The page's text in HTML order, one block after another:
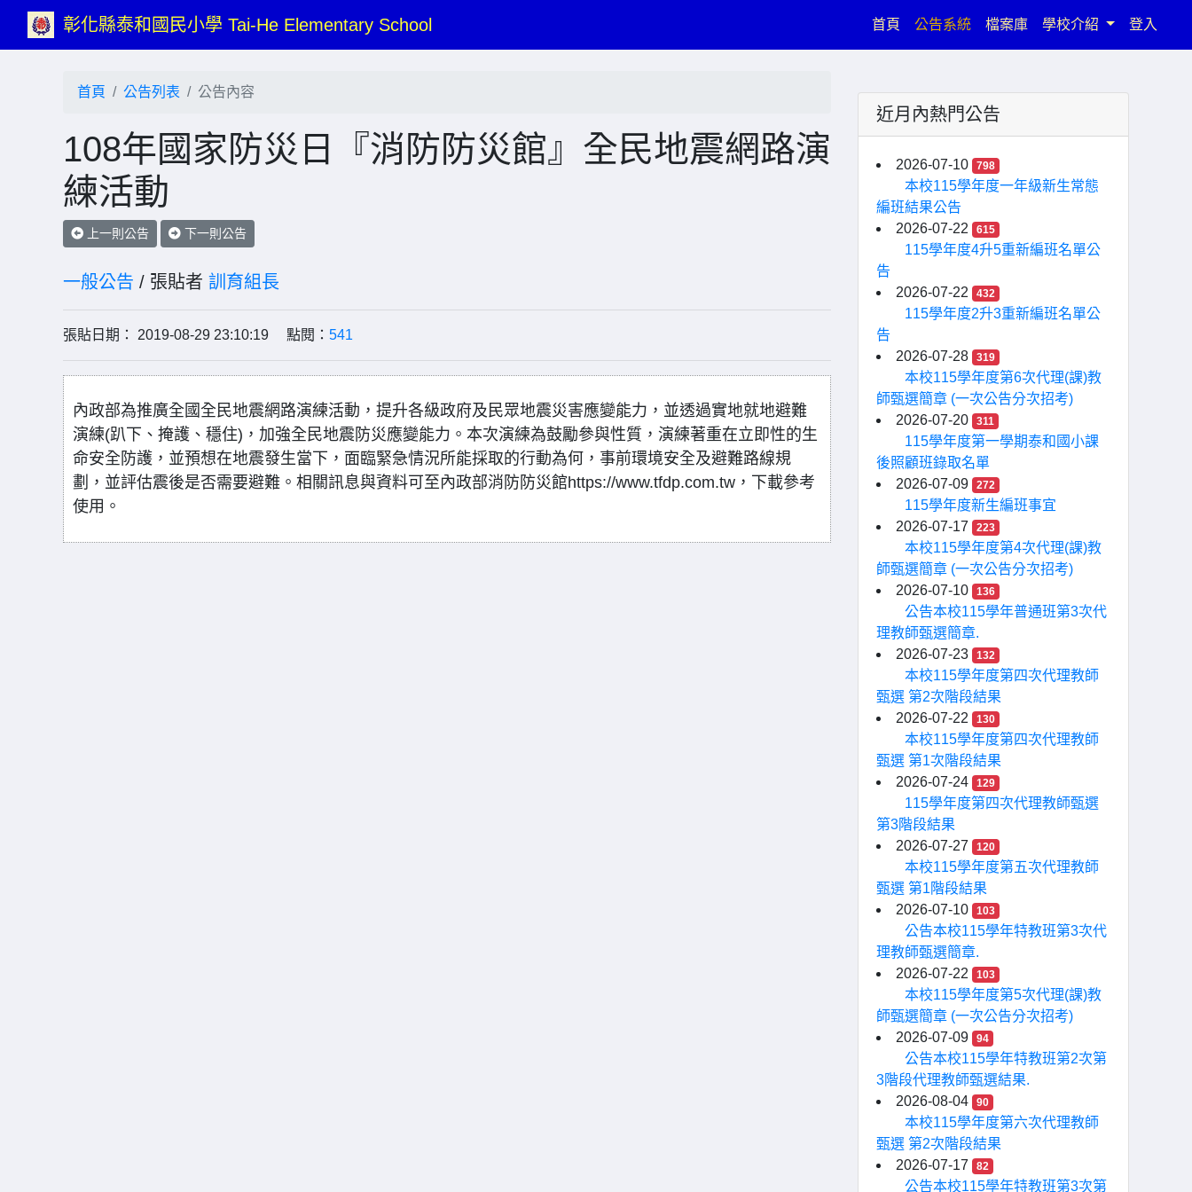
彰化縣泰和國民小學 Tai-He Elementary School 首頁 (current)
公告系統 檔案庫 學校介紹 登入
首頁 公告列表 公告內容
108年國家防災日『消防防災館』全民地震網路演
練活動
上一則公告 下一則公告
一般公告 / 張貼者 訓育組長
張貼日期： 2019-08-29 23:10:19 點閱： 541
內政部為推廣全國全民地震網路演練活動，提升各級政府及民眾地震災害應變能力，並透過實地就地避難
演練(趴下、掩護、穩住)，加強全民地震防災應變能力。本次演練為鼓勵參與性質，演練著重在立即性的生
命安全防護，並預想在地震發生當下，面臨緊急情況所能採取的行動為何，事前環境安全及避難路線規
劃，並評估震後是否需要避難。相關訊息與資料可至內政部消防防災館https://www.tfdp.com.tw，下載參考
使用。
近月內熱門公告
2026-07-10 798
本校115學年度一年級新生常態
編班結果公告
2026-07-22
615
115學年度4升5重新編班名單公
告
2026-07-22
432
115學年度2升3重新編班名單公
告
2026-07-28
319
本校115學年度第6次代理(課)教
師甄選簡章 (一次公告分次招考)
2026-07-20
311
115學年度第一學期泰和國小課
後照顧班錄取名單
2026-07-09
272
115學年度新生編班事宜
2026-07-17
223
本校115學年度第4次代理(課)教
師甄選簡章 (一次公告分次招考)
2026-07-10
136
公告本校115學年普通班第3次代
理教師甄選簡章.
2026-07-23
132
本校115學年度第四次代理教師
甄選 第2次階段結果
2026-07-22
130
本校115學年度第四次代理教師
甄選 第1次階段結果
2026-07-24
129
115學年度第四次代理教師甄選
第3階段結果
2026-07-27
120
本校115學年度第五次代理教師
甄選 第1階段結果
2026-07-10
103
公告本校115學年特教班第3次代
理教師甄選簡章.
2026-07-22
103
本校115學年度第5次代理(課)教
師甄選簡章 (一次公告分次招考)
2026-07-09
94
公告本校115學年特教班第2次第
3階段代理教師甄選結果.
2026-08-04
90
本校115學年度第六次代理教師
甄選 第2次階段結果
2026-07-17
82
公告本校115學年特教班第3次第